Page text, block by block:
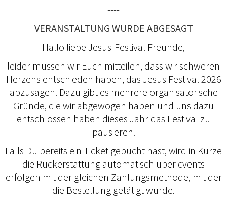
----
VERANSTALTUNG WURDE ABGESAGT
Hallo liebe Jesus-Festival Freunde,
leider müssen wir Euch mitteilen, dass wir schweren
Herzens entschieden haben, das Jesus Festival 2026
abzusagen. Dazu gibt es mehrere organisatorische
Gründe, die wir abgewogen haben und uns dazu
entschlossen haben dieses Jahr das Festival zu
pausieren.
Falls Du bereits ein Ticket gebucht hast, wird in Kürze
die Rückerstattung automatisch über cvents
erfolgen mit der gleichen Zahlungsmethode, mit der
die Bestellung getätigt wurde.